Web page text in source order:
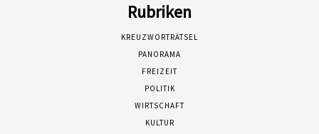
Rubriken
KREUZWORTRÄTSEL
PANORAMA
FREIZEIT
POLITIK
WIRTSCHAFT
KULTUR